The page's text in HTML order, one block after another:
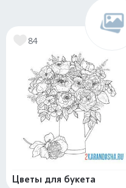
84
Цветы для букета